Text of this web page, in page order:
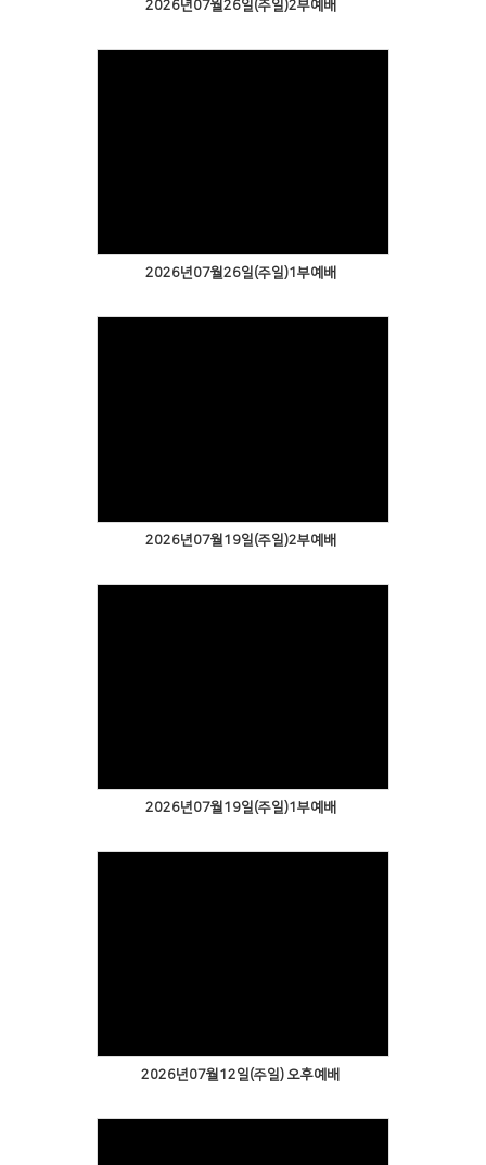
2026년07월26일(주일)2부예배
2026년07월26일(주일)1부예배
2026년07월19일(주일)2부예배
2026년07월19일(주일)1부예배
2026년07월12일(주일) 오후예배